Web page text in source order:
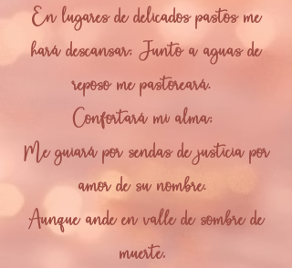
En lugares de delicados pastos me
hará descansar; Junto a aguas de
reposo me pastoreará.
Confortará mi alma;
Me guiará por sendas de justicia por
amor de su nombre.
Aunque ande en valle de sombre de
muerte,